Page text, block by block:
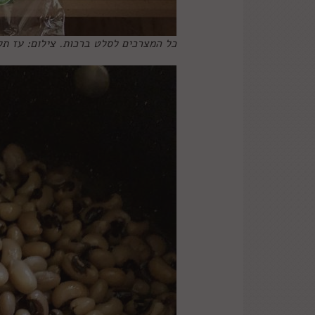
כל המצרכים לסלט ברכות. צילום: עז